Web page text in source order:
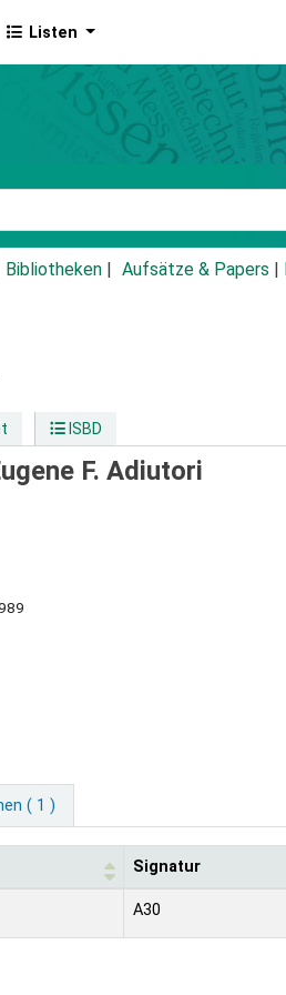
Listen
Bibliotheken Aufsätze & Papers
ISBD
F. Adiutori
( 1 )
Signatur
A30